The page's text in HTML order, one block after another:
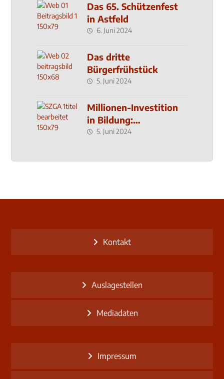
Das 65. Schützenfest
in Astfeld
6. Juni 2024
Das dritte
Bürgerfrühstück
5. Juni 2024
Millionen-Investition
in Bildung:
Schulzentrum-Neubau
5. Juni 2024
Kontakt
Auslagestellen
Mediadaten
Impressum